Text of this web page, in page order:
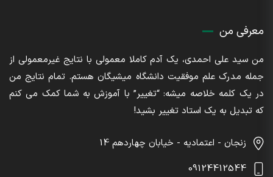
معرفی من
من سید علی احمدی، یک آدم کاملا معمولی با نتایج غیرمعمولی از
جمله مدرک علم موفقیت دانشگاه میشیگان هستم. تمام نتایج من
در یک کلمه خلاصه میشه: “تغییر” با آموزش به شما کمک می کنم
که تبدیل به یک استاد تغییر بشید!
زنجان - اعتمادیه - خیابان چهاردهم 14
09124412544